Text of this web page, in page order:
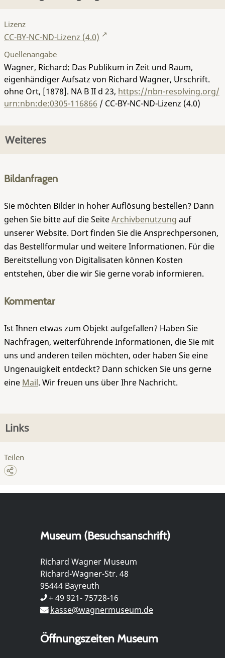
Lizenz
CC-BY-NC-ND-Lizenz (4.0)
Quellenangabe
Wagner, Richard: Das Publikum in Zeit und Raum,
eigenhändiger Aufsatz von Richard Wagner, Urschrift.
ohne Ort, [1878]. NA B II d 23, https://nbn-resolving.org/
urn:nbn:de:0305-116866 / CC-BY-NC-ND-Lizenz (4.0)
Weiteres
Bildanfragen
Sie möchten Bilder in hoher Auflösung bestellen? Dann
gehen Sie bitte auf die SeiteArchivbenutzung auf
unserer Website. Dort finden Sie die Ansprechpersonen,
das Bestellformular und weitere Informationen. Für die
Bereitstellung von Digitalisaten können Kosten
entstehen, über die wir Sie gerne vorab informieren.
Kommentar
Ist Ihnen etwas zum Objekt aufgefallen? Haben Sie
Nachfragen, weiterführende Informationen, die Sie mit
uns und anderen teilen möchten, oder haben Sie eine
Ungenauigkeit entdeckt? Dann schicken Sie uns gerne
eine Mail. Wir freuen uns über Ihre Nachricht.
Links
Teilen
Museum (Besuchsanschrift)
Richard Wagner Museum
Richard-Wagner-Str. 48
95444 Bayreuth
+ 49 921- 75728-16
kasse@wagnermuseum.de
Öffnungszeiten Museum